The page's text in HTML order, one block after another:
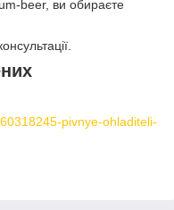
beer, ви обираєте
pivnye-ohladiteli-